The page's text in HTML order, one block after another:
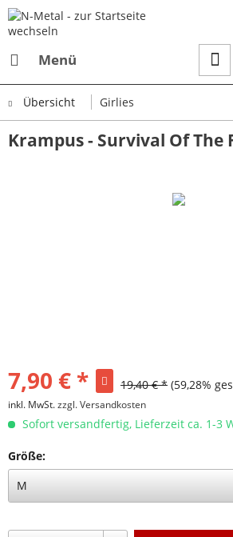
Menü
Übersicht Girlies
Krampus - Survival Of The
7,90 € * 19,40 € * (59,28%
inkl. MwSt.zzgl. Versandkosten
Sofort versandfertig, Lieferzeit ca. 1-3
Größe: